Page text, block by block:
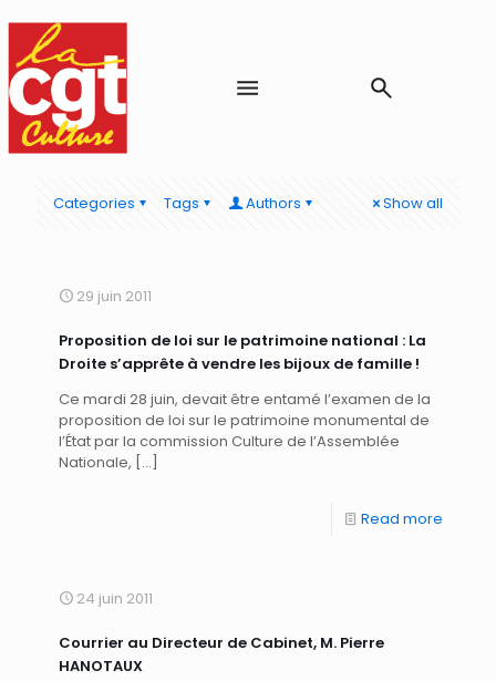
Categories Tags Authors Show all
29 juin 2011
Proposition de loi sur le patrimoine national : La
Droite s’apprête à vendre les bijoux de famille !
Ce mardi 28 juin, devait être entamé l’examen de la
proposition de loi sur le patrimoine monumental de
l’État par la commission Culture de l’Assemblée
Nationale, […]
Read more
24 juin 2011
Courrier au Directeur de Cabinet, M. Pierre
HANOTAUX